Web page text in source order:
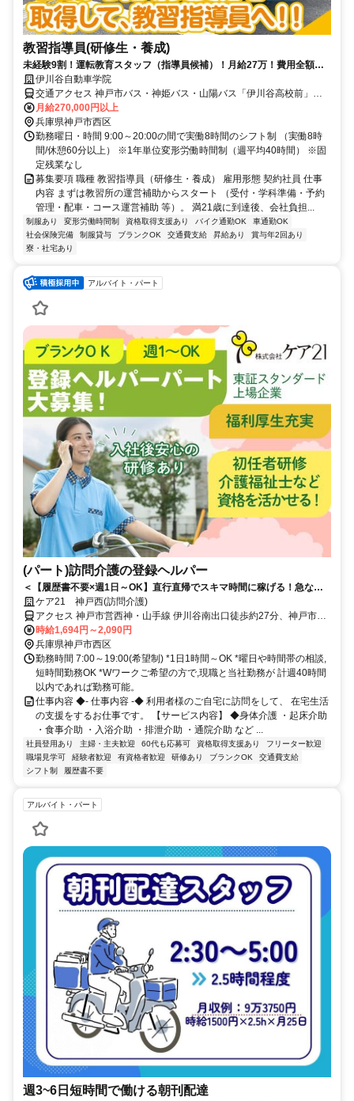
教習指導員(研修生・養成)
未経験9割！運転教育スタッフ（指導員候補）！月給27万！費用全額＋
奨励金15万！長期休暇年4回以上
伊川谷自動車学院
交通アクセス 神戸市バス・神姫バス・山陽バス「伊川谷高校前」停
より徒歩約5分 ※マイカー通勤可
月給270,000円以上
兵庫県神戸市西区
勤務曜日・時間 9:00～20:00の間で実働8時間のシフト制 （実働8時
間/休憩60分以上） ※1年単位変形労働時間制（週平均40時間） ※固
定残業なし
募集要項 職種 教習指導員（研修生・養成） 雇用形態 契約社員 仕事
内容 まずは教習所の運営補助からスタート （受付・学科準備・予約
管理・配車・コース運営補助 等）。 満21歳に到達後、会社負担...
制服あり 変形労働時間制 資格取得支援あり バイク通勤OK
車通勤OK
社会保険完備
制服貸与 ブランクOK 交通費支給 昇給あり
賞与年2回あり
寮・社宅あり
アルバイト・パート
(パート)訪問介護の登録ヘルパー
＜【履歴書不要×週1日～OK】直行直帰でスキマ時間に稼げる！急なキ
ャンセルも手当有！定年無し！＞★履歴書の準備不要★未経験者OK！働
きやすいシフト制！急なキャンセルが発生した場合でも手当で給与を補
償！
ケア21 神戸西(訪問介護)
アクセス 神戸市営西神・山手線 伊川谷南出口徒歩約27分、神戸市営
西神・山手線 学園都市西出口徒歩約49分、山陽電鉄本線 大蔵谷徒歩
約50分 神姫バス「伊川谷連絡所前」から徒歩約1分
時給1,694円～2,090円
兵庫県神戸市西区
勤務時間 7:00～19:00(希望制) *1日1時間～OK *曜日や時間帯の相談,
短時間勤務OK *Wワークご希望の方で,現職と当社勤務が 計週40時間
以内であれば勤務可能。
仕事内容 ◆- 仕事内容 -◆ 利用者様のご自宅に訪問をして、 在宅生活
の支援をするお仕事です。 【サービス内容】 ◆身体介護 ・起床介助
・食事介助 ・入浴介助 ・排泄介助 ・通院介助 など ...
社員登用あり 主婦・主夫歓迎 60代も応募可 資格取得支援あり
フリーター歓迎
職場見学可
経験者歓迎 有資格者歓迎 研修あり ブランクOK
交通費支給
シフト制
履歴書不要
アルバイト・パート
週3~6日短時間で働ける朝刊配達